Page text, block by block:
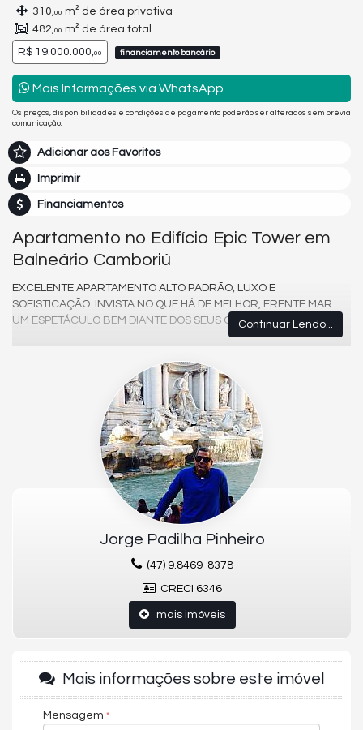
310,00 m² de área privativa
482,00 m² de área total
R$ 19.000.000,00 financiamento bancário
Mais Informações via WhatsApp
Os preços, disponibilidades e condições de pagamento poderão ser alterados sem prévia
comunicação.
Adicionar aos Favoritos
Imprimir
Financiamentos
Apartamento no Edifício Epic Tower em
Balneário Camboriú
EXCELENTE APARTAMENTO ALTO PADRÃO, LUXO E
SOFISTICAÇÃO. INVISTA NO QUE HÁ DE MELHOR, FRENTE MAR.
UM ESPETÁCULO BEM DIANTE DOS SEUS OLHOS.
04 Suites (sendo 1 master com sala de banho e closet)
04 vagas de garagem
01 apartamento por andar
Mezanino com pub
Vista para o mar e para a montanha
Infraestrutura para automação residencial
Medidores individuais de água e gás
02 elevadores sociais e 01 de serviço
Sistema interno de segurança
Sala administrativa de condomínios
Hall de serviço e social independentes
1.565m² de área de lazer e mais de 200m² de deck
Piscina externa adulta de 118m com raia e bar molhado
Piscina infantil com ondas
Salão de festas com cozinha gourmet e lounge
Cinema / Pub / Wine bar
Espaço saúde com academia, yoga, Pilates, sala de massagem,
piscina aquecida com raia de 16m, hidromassagem, saunas seca e
úmida
Continuar Lendo...
Jorge Padilha Pinheiro
(47) 9.8469-8378
CRECI 6346
mais imóveis
Mais informações sobre este imóvel
Mensagem